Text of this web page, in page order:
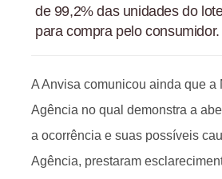
de 99,2% das unidades do
para compra pelo consumidor.
A Anvisa comunicou ainda que
Agência no qual demonstra a
a ocorrência e suas possíveis
Agência, prestaram